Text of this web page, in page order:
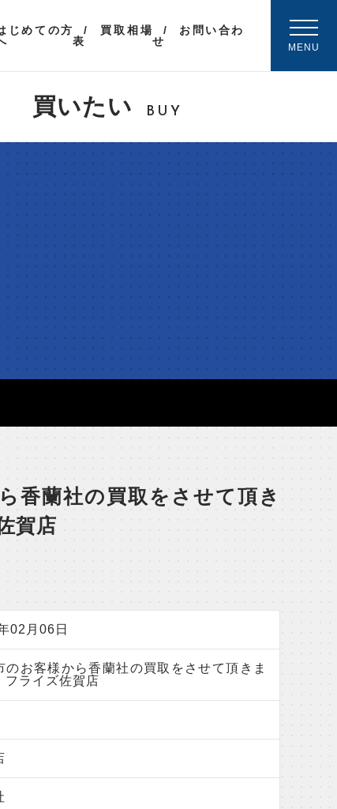
じめての方
買取相場
表
お問い合わ
せ
MENU
買いたい BUY
香蘭社の買取をさせて頂き
賀店
02月06日
のお客様から香蘭社の買取をさせて頂きま
フライズ佐賀店